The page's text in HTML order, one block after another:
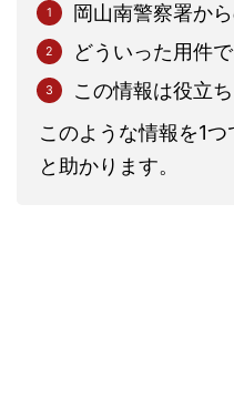
岡山南警察署か
どういった用件
この情報は役立
このような情報を1
と助かります。